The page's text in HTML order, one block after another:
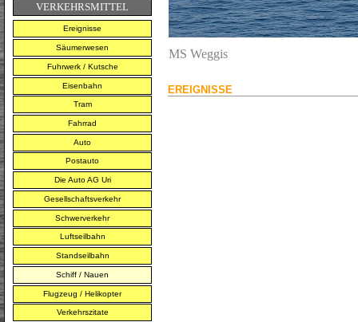
VERKEHRSMITTEL
Ereignisse
Säumerwesen
Fuhrwerk / Kutsche
Eisenbahn
Tram
Fahrrad
Auto
Postauto
Die Auto AG Uri
Gesellschaftsverkehr
Schwerverkehr
Luftseilbahn
Standseilbahn
Schiff / Nauen
Flugzeug / Helikopter
Verkehrszitate
MS Weggis
EREIGNISSE